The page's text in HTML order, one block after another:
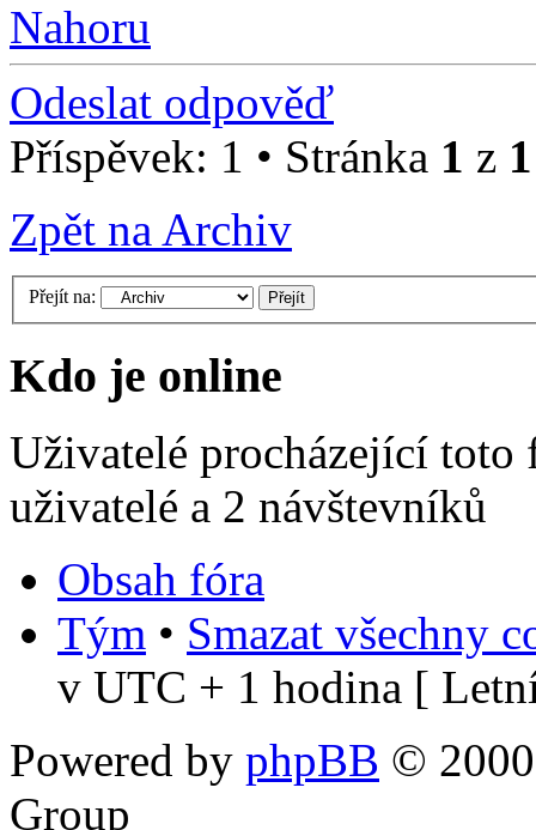
Nahoru
Odeslat odpověď
Příspěvek: 1 • Stránka 1 z 1
Zpět na Archiv
Přejít na:
Kdo je online
Uživatelé procházející
uživatelé a 2 návštevníků
Obsah fóra
Tým • Smazat všechny
v UTC + 1 hodina [
Powered by phpBB ©
Group